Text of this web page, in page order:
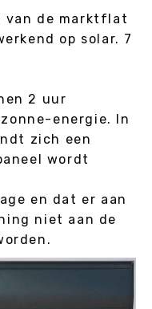
van de marktflat
op solar. 7
2 uur
energie. In
zich een
wordt
en dat er aan
niet aan de